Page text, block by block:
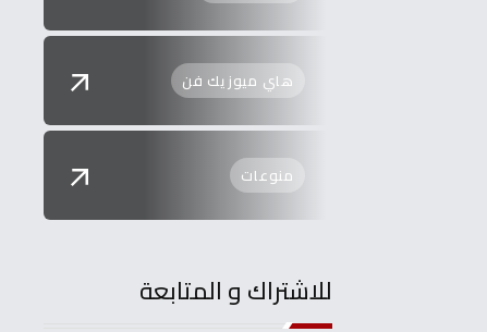
هاي ميوزيك فن
منوعات
للاشتراك و المتابعة